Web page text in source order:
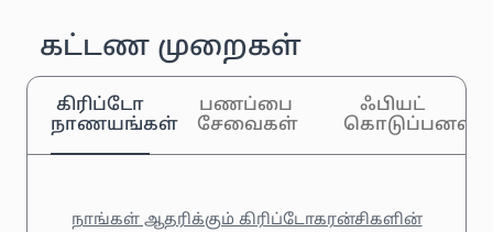
கட்டண முறைகள்
கிரிப்டோ
நாணயங்கள்
பணப்பை
சேவைகள்
ஃபியட்
நாங்கள் ஆதரிக்கும் கிரிப்டோகரன்சிகளின்